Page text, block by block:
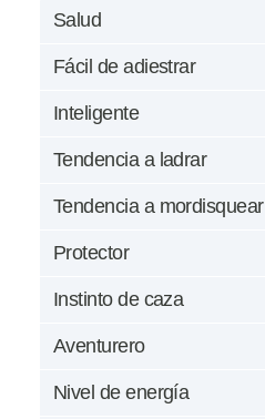
Salud
Fácil de adiestrar
Inteligente
Tendencia a ladrar
Tendencia a mordisquear
Protector
Instinto de caza
Aventurero
Nivel de energía